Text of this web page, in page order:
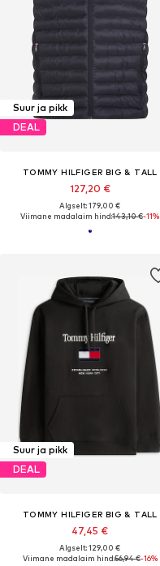
Suur ja pikk
DEAL
TOMMY HILFIGER BIG & TALL
127,20 €
Algselt: 179,00 €
Viimane madalaim hind:143,10 €-11%
Suur ja pikk
DEAL
TOMMY HILFIGER BIG & TALL
47,45 €
Algselt: 129,00 €
Viimane madalaim hind:56,94 €-16%